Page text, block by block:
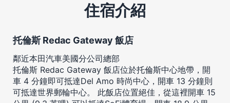
住宿介紹
托倫斯 Redac Gateway 飯店
鄰近本田汽車美國分公司總部
托倫斯 Redac Gateway 飯店位於托倫斯中心地帶，開
車 4 分鐘即可抵達Del Amo 時尚中心，開車 13 分鐘則
可抵達世界郵輪中心。 此飯店位置絕佳，從這裡開車 15